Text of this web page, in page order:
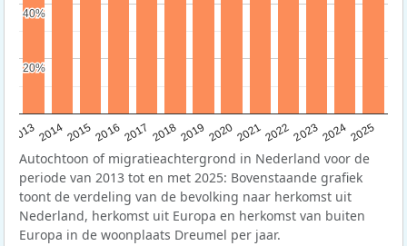
20132014201520162017 20182019 202020212022202320242025
20%
20%
40%
40%
Autochtoon of migratieachtergrond in Nederland voor de
periode van 2013 tot en met 2025: Bovenstaande grafiek
toont de verdeling van de bevolking naar herkomst uit
Nederland, herkomst uit Europa en herkomst van buiten
Europa in de woonplaats Dreumel per jaar.